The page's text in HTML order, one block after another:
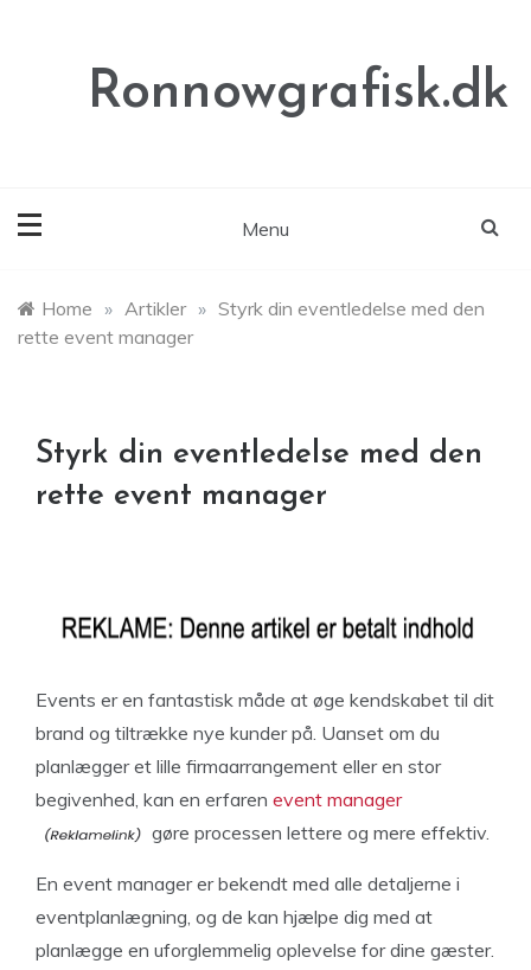
Ronnowgrafisk.dk
Menu
Home » Artikler » Styrk din eventledelse med den
rette event manager
Styrk din eventledelse med den
rette event manager
Events er en fantastisk måde at øge kendskabet til dit
brand og tiltrække nye kunder på. Uanset om du
planlægger et lille firmaarrangement eller en stor
begivenhed, kan en erfaren event manager
gøre processen lettere og mere effektiv.
En event manager er bekendt med alle detaljerne i
eventplanlægning, og de kan hjælpe dig med at
planlægge en uforglemmelig oplevelse for dine gæster.